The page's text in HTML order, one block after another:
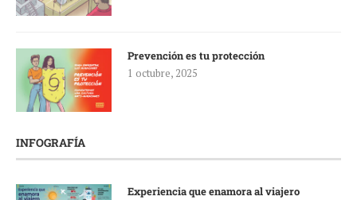
Prevención es tu protección
1 octubre, 2025
INFOGRAFÍA
Experiencia que enamora al viajero